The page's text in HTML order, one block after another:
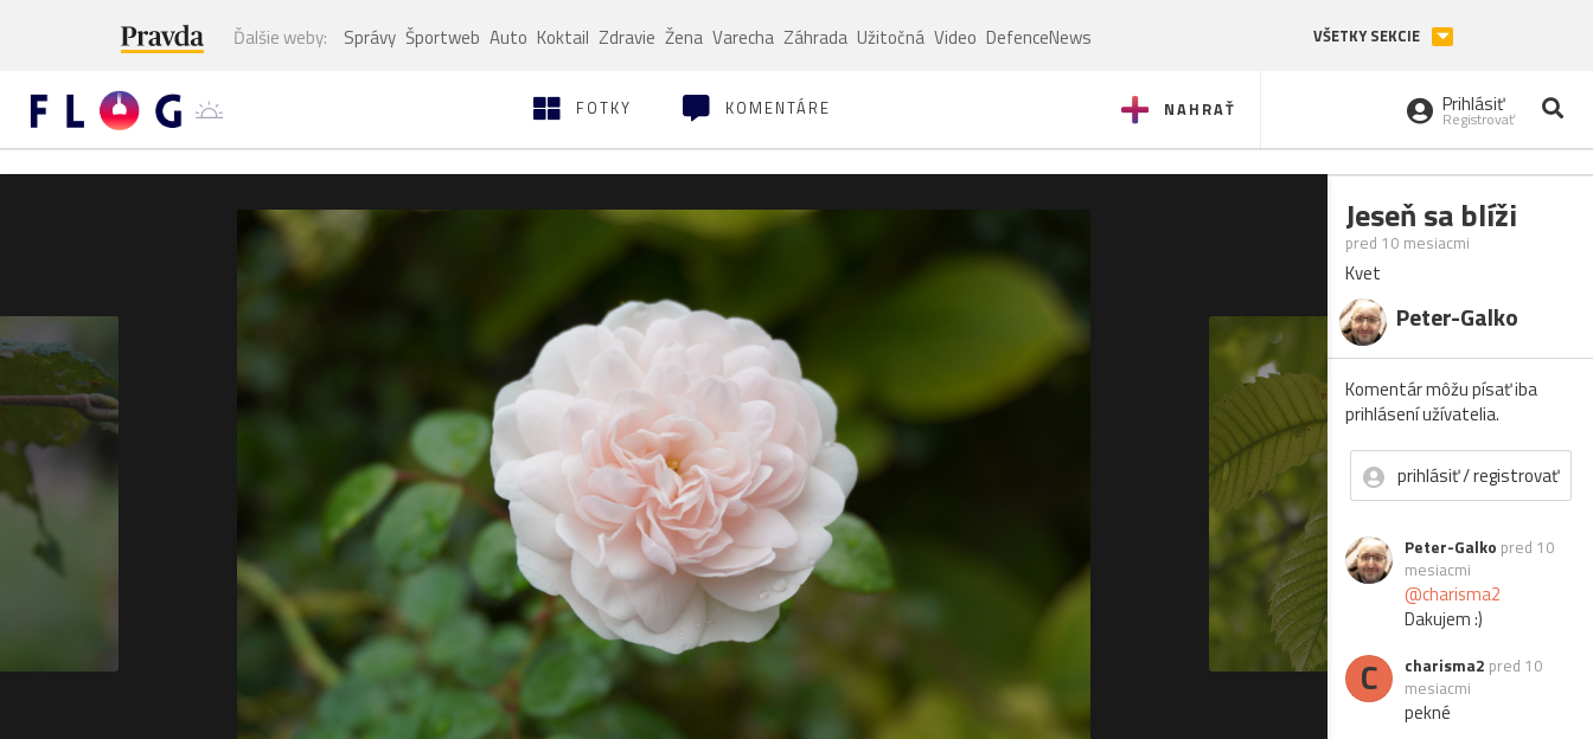
Ďalšie weby: Správy Športweb Auto Koktail Zdravie Žena Varecha Záhrada Užitočná Video DefenceNews VŠETKY SEKCIE
NAHRAŤ
FOTKY KOMENTÁRE Prihlásiť
Registrovať
Jeseň sa blíži
pred 10 mesiacmi
Kvet
Peter-Galko
Komentár môžu písať iba
prihlásení užívatelia.
prihlásiť / registrovať
Peter-Galko pred 10
mesiacmi
@charisma2
Dakujem :)
C charisma2 pred 10
mesiacmi
pekné